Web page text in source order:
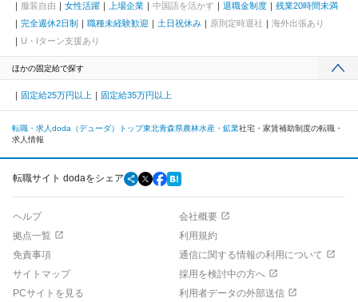
服装自由
女性活躍 上場企業 中国語を活かす 退職金制度
残業20時間未満
完全週休2日制
職種未経験歓迎 土日祝休み 原則定時退社
海外出張あり
U・Iターン支援あり
ほかの固定給で探す
固定給25万円以上 固定給35万円以上
転職・求人doda（デューダ）トップ東北青森県農林水産・鉱業社宅・家賃補助制度の転職・
求人情報
転職サイト dodaをシェア
ヘルプ
会社概要
拠点一覧
利用規約
免責事項
通信に関する情報の利用について
サイトマップ
採用を検討中の方へ
PCサイトを見る
利用者データの外部送信